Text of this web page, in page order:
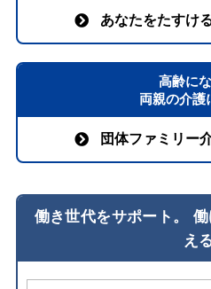
あなたをたすけ
高齢に
両親の介護
団体ファミリー
働き世代をサポート。
え